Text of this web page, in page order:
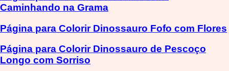
Caminhando na Grama
Página para Colorir Dinossauro Fofo com Flores
Página para Colorir Dinossauro de Pescoço
Longo com Sorriso